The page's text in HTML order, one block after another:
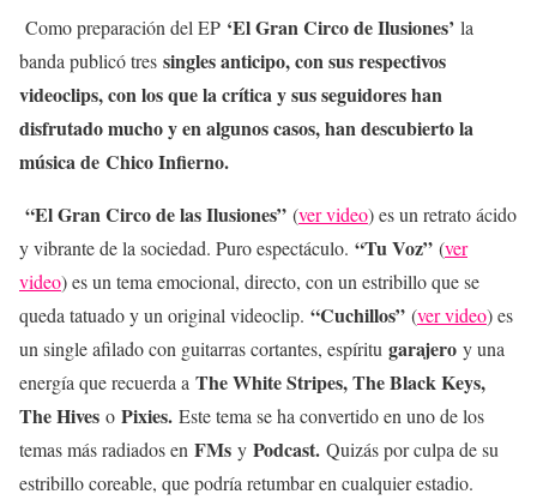
Como preparación del EP ‘El Gran Circo de Ilusiones’ la
banda publicó tres singles anticipo, con sus respectivos
videoclips, con los que la crítica y sus seguidores han
disfrutado mucho y en algunos casos, han descubierto la
música de Chico Infierno.
“El Gran Circo de las Ilusiones” (ver video) es un retrato ácido
y vibrante de la sociedad. Puro espectáculo. “Tu Voz” (ver
video) es un tema emocional, directo, con un estribillo que se
queda tatuado y un original videoclip. “Cuchillos” (ver video) es
un single afilado con guitarras cortantes, espíritu garajero y una
energía que recuerda a The White Stripes, The Black Keys,
The Hives o Pixies. Este tema se ha convertido en uno de los
temas más radiados en FMs y Podcast. Quizás por culpa de su
estribillo coreable, que podría retumbar en cualquier estadio.